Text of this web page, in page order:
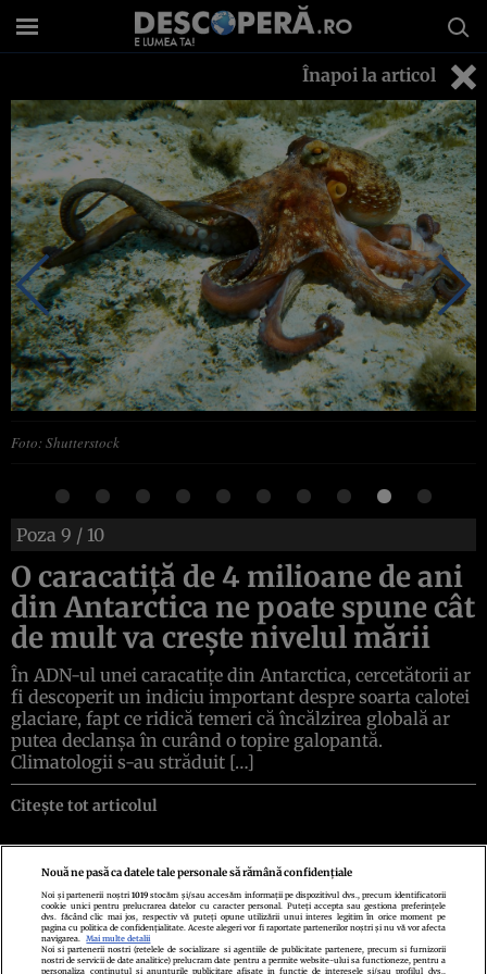
Înapoi la articol
Foto: Shutterstock
Poza 9 / 10
O caracatiță de 4 milioane de ani
din Antarctica ne poate spune cât
de mult va crește nivelul mării
În ADN-ul unei caracatițe din Antarctica, cercetătorii ar
fi descoperit un indiciu important despre soarta calotei
glaciare, fapt ce ridică temeri că încălzirea globală ar
putea declanșa în curând o topire galopantă.
Climatologii s-au străduit […]
Citește tot articolul
Politica de confidenţialitatePolitica de cookiesTermeni şi condiţii
Echipa redacționalăContactSetări Cookies
Nouă ne pasă ca datele tale personale să rămână confidențiale
Noi și partenerii noștri1019 stocăm și/sau accesăm informații pe dispozitivul dvs., precum identificatorii
cookie unici pentru prelucrarea datelor cu caracter personal. Puteți accepta sau gestiona preferințele
dvs. făcând clic mai jos, respectiv vă puteți opune utilizării unui interes legitim în orice moment pe
pagina cu politica de confidențialitate. Aceste alegeri vor fi raportate partenerilor noștri și nu vă vor afecta
navigarea.
Mai multe detalii
Noi si partenerii nostri (retelele de socializare si agentiile de publicitate partenere, precum si furnizorii
nostri de servicii de date analitice) prelucram date pentru a permite website-ului sa functioneze, pentru a
personaliza continutul si anunturile publicitare afisate in functie de interesele si/sau profilul dvs.,